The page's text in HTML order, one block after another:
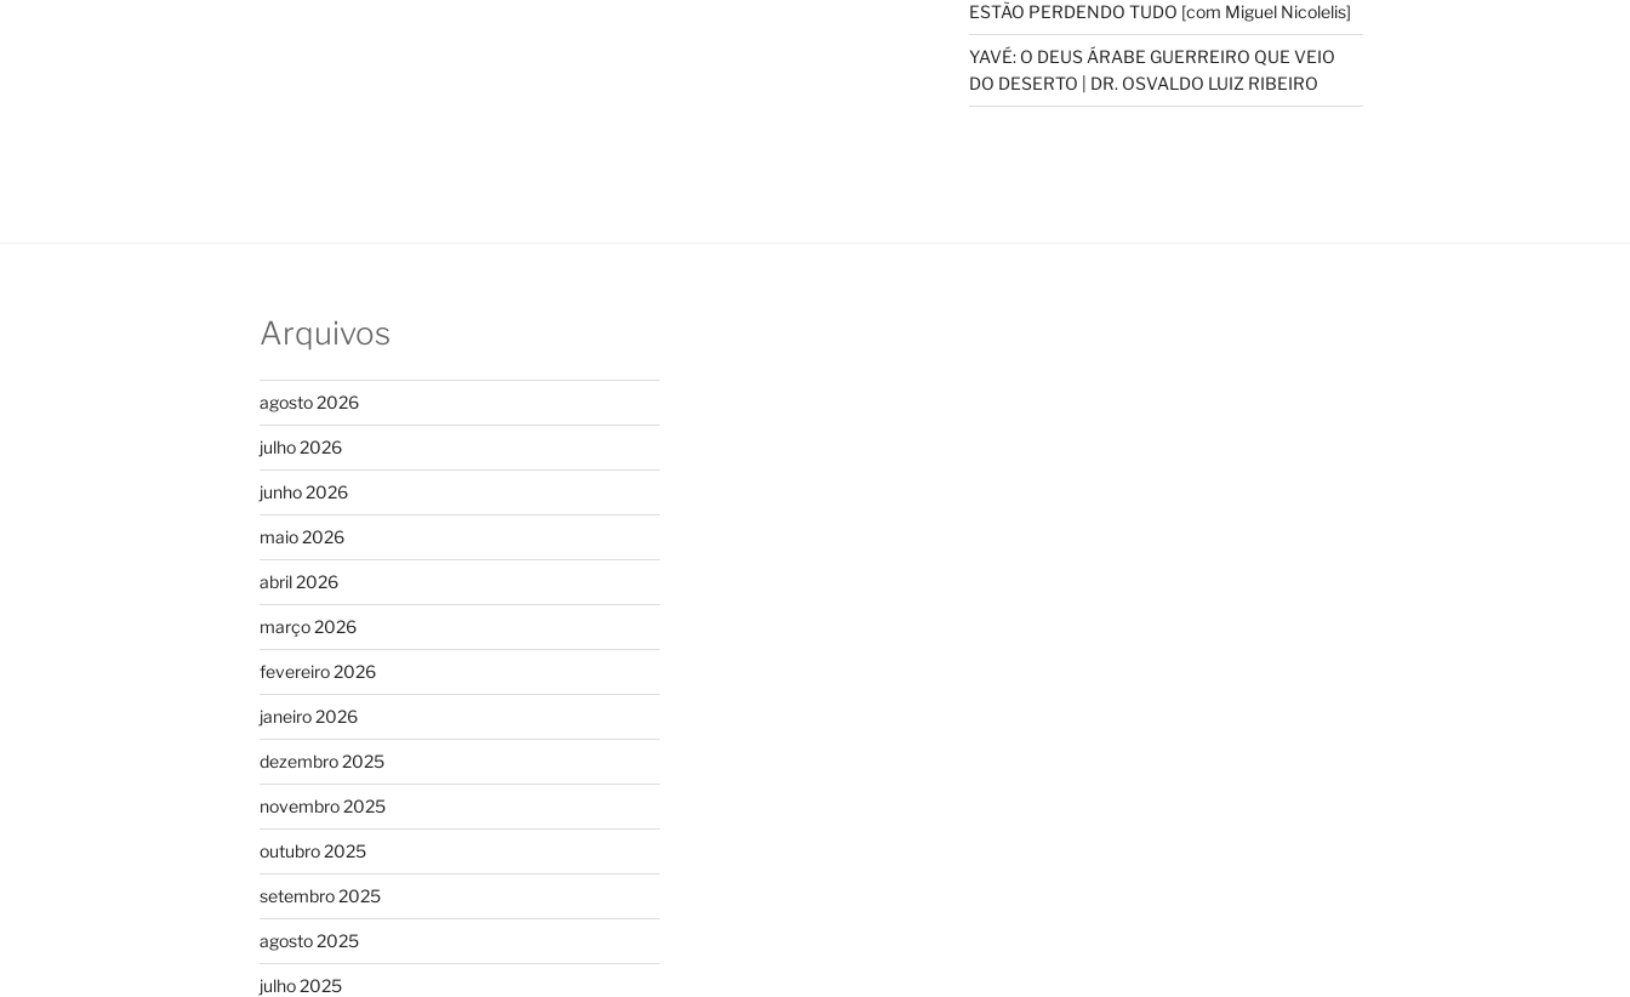
ESTÃO PERDENDO TUDO [com Miguel Nicolelis]
YAVÉ: O DEUS ÁRABE GUERREIRO QUE VEIO
DO DESERTO | DR. OSVALDO LUIZ RIBEIRO
Arquivos
agosto 2026
julho 2026
junho 2026
maio 2026
abril 2026
março 2026
fevereiro 2026
janeiro 2026
dezembro 2025
novembro 2025
outubro 2025
setembro 2025
agosto 2025
julho 2025